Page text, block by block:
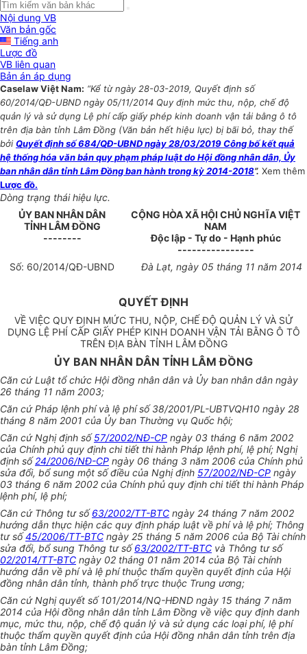
Nội dung VB
Văn bản gốc
Tiếng anh
Lược đồ
VB liên quan
Bản án áp dụng
Caselaw Việt Nam: “Kể từ ngày 28-03-2019, Quyết định số
60/2014/QĐ-UBND ngày 05/11/2014 Quy định mức thu, nộp, chế độ
quản lý và sử dụng Lệ phí cấp giấy phép kinh doanh vận tải bằng ô tô
trên địa bàn tỉnh Lâm Đồng (Văn bản hết hiệu lực) bị bãi bỏ, thay thế
bởi Quyết định số 684/QĐ-UBND ngày 28/03/2019 Công bố kết quả
hệ thống hóa văn bản quy phạm pháp luật do Hội đồng nhân dân, Ủy
ban nhân dân tỉnh Lâm Đồng ban hành trong kỳ 2014-2018”. Xem thêm
Lược đồ.
Dòng trạng thái hiệu lực.
ỦY BAN NHÂN DÂN
TỈNH LÂM ĐỒNG
--------
CỘNG HÒA XÃ HỘI CHỦ NGHĨA VIỆT
NAM
Độc lập - Tự do - Hạnh phúc
----------------
Số: 60/2014/QĐ-UBND Đà Lạt, ngày 05 tháng 11 năm 2014
QUYẾT ĐỊNH
VỀ VIỆC QUY ĐỊNH MỨC THU, NỘP, CHẾ ĐỘ QUẢN LÝ VÀ SỬ
DỤNG LỆ PHÍ CẤP GIẤY PHÉP KINH DOANH VẬN TẢI BẰNG Ô TÔ
TRÊN ĐỊA BÀN TỈNH LÂM ĐỒNG
ỦY BAN NHÂN DÂN TỈNH LÂM ĐỒNG
Căn cứ Luật tổ chức Hội đồng nhân dân và Ủy ban nhân dân ngày
26 tháng 11 năm 2003;
Căn cứ Pháp lệnh phí và lệ phí số 38/2001/PL-UBTVQH10 ngày 28
tháng 8 năm 2001 của Ủy ban Thường vụ Quốc hội;
Căn cứ Nghị định số57/2002/NĐ-CP ngày 03 tháng 6 năm 2002
của Chính phủ quy định chi tiết thi hành Pháp lệnh phí, lệ phí; Nghị
định số24/2006/NĐ-CP ngày 06 tháng 3 năm 2006 của Chính phủ
sửa đổi, bổ sung một số điều của Nghị định 57/2002/NĐ-CP ngày
03 tháng 6 năm 2002 của Chính phủ quy định chi tiết thi hành Pháp
lệnh phí, lệ phí;
Căn cứ Thông tư số63/2002/TT-BTC ngày 24 tháng 7 năm 2002
hướng dẫn thực hiện các quy định pháp luật về phí và lệ phí; Thông
tư số45/2006/TT-BTC ngày 25 tháng 5 năm 2006 của Bộ Tài chính
sửa đổi, bổ sung Thông tư số63/2002/TT-BTC và Thông tư số
02/2014/TT-BTC ngày 02 tháng 01 năm 2014 của Bộ Tài chính
hướng dẫn về phí và lệ phí thuộc thẩm quyền quyết định của Hội
đồng nhân dân tỉnh, thành phố trực thuộc Trung ương;
Căn cứ Nghị quyết số 101/2014/NQ-HĐND ngày 15 tháng 7 năm
2014 của Hội đồng nhân dân tỉnh Lâm Đồng về việc quy định danh
mục, mức thu, nộp, chế độ quản lý và sử dụng các loại phí, lệ phí
thuộc thẩm quyền quyết định của Hội đồng nhân dân tỉnh trên địa
bàn tỉnh Lâm Đồng;